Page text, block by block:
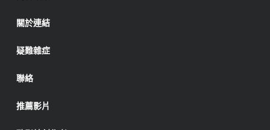
關於連結
疑難雜症
聯絡
推薦影片